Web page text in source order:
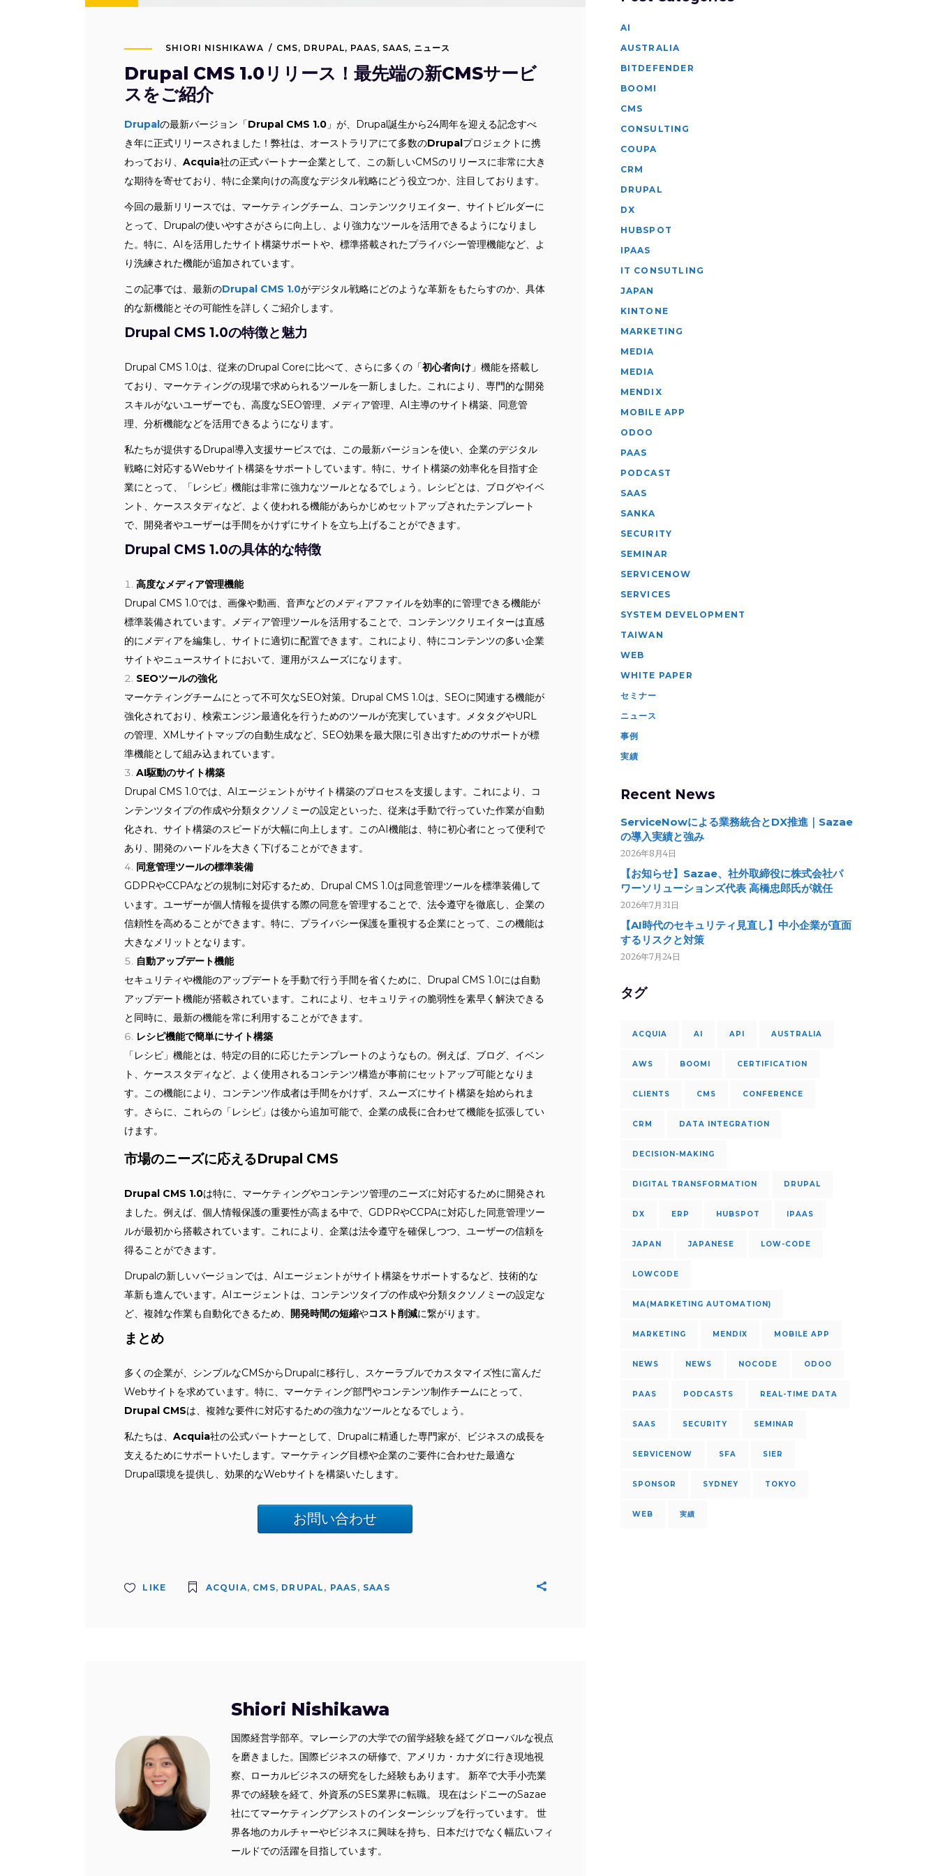
SHIORI NISHIKAWA CMS, DRUPAL, PAAS, SAAS, ニュース
Drupal CMS 1.0リリース！最先端の新CMSサービ
スをご紹介
Drupalの最新バージョン「Drupal CMS 1.0 」が、Drupal誕生から24周年を迎える記念すべ
き年に正式リリースされました！弊社は、オーストラリアにて多数のDrupalプロジェクトに携
わっており、 Acquia社の正式パートナー企業として、この新しいCMSのリリースに非常に大き
な期待を寄せており、特に企業向けの高度なデジタル戦略にどう役立つか、注目しております。
今回の最新リリースでは、マーケティングチーム、コンテンツクリエイター、サイトビルダーに
とって、Drupalの使いやすさがさらに向上し、より強力なツールを活用できるようになりまし
た。特に、AIを活用したサイト構築サポートや、標準搭載されたプライバシー管理機能など、よ
り洗練された機能が追加されています。
この記事では、最新のDrupal CMS 1.0がデジタル戦略にどのような革新をもたらすのか、具体
的な新機能とその可能性を詳しくご紹介します。
Drupal CMS 1.0の特徴と魅力
Drupal CMS 1.0は、従来のDrupal Coreに比べて、さらに多くの「初心者向け 」機能を搭載し
ており、マーケティングの現場で求められるツールを一新しました。これにより、専門的な開発
スキルがないユーザーでも、高度なSEO管理、メディア管理、AI主導のサイト構築、同意管
理、分析機能などを活用できるようになります。
私たちが提供するDrupal導入支援サービスでは、この最新バージョンを使い、企業のデジタル
戦略に対応するWebサイト構築をサポートしています。特に、サイト構築の効率化を目指す企
業にとって、「レシピ」機能は非常に強力なツールとなるでしょう。レシピとは、ブログやイベ
ント、ケーススタディなど、よく使われる機能があらかじめセットアップされたテンプレート
で、開発者やユーザーは手間をかけずにサイトを立ち上げることができます。
Drupal CMS 1.0の具体的な特徴
高度なメディア管理機能
Drupal CMS 1.0では、画像や動画、音声などのメディアファイルを効率的に管理できる機能が
標準装備されています。メディア管理ツールを活用することで、コンテンツクリエイターは直感
的にメディアを編集し、サイトに適切に配置できます。これにより、特にコンテンツの多い企業
サイトやニュースサイトにおいて、運用がスムーズになります。
SEOツールの強化
マーケティングチームにとって不可欠なSEO対策。Drupal CMS 1.0は、SEOに関連する機能が
強化されており、検索エンジン最適化を行うためのツールが充実しています。メタタグやURL
の管理、XMLサイトマップの自動生成など、SEO効果を最大限に引き出すためのサポートが標
準機能として組み込まれています。
AI駆動のサイト構築
Drupal CMS 1.0では、AIエージェントがサイト構築のプロセスを支援します。これにより、コ
ンテンツタイプの作成や分類タクソノミーの設定といった、従来は手動で行っていた作業が自動
化され、サイト構築のスピードが大幅に向上します。このAI機能は、特に初心者にとって便利で
あり、開発のハードルを大きく下げることができます。
同意管理ツールの標準装備
GDPRやCCPAなどの規制に対応するため、Drupal CMS 1.0は同意管理ツールを標準装備して
います。ユーザーが個人情報を提供する際の同意を管理することで、法令遵守を徹底し、企業の
信頼性を高めることができます。特に、プライバシー保護を重視する企業にとって、この機能は
大きなメリットとなります。
自動アップデート機能
セキュリティや機能のアップデートを手動で行う手間を省くために、Drupal CMS 1.0には自動
アップデート機能が搭載されています。これにより、セキュリティの脆弱性を素早く解決できる
と同時に、最新の機能を常に利用することができます。
レシピ機能で簡単にサイト構築
「レシピ」機能とは、特定の目的に応じたテンプレートのようなもの。例えば、ブログ、イベン
ト、ケーススタディなど、よく使用されるコンテンツ構造が事前にセットアップ可能となりま
す。この機能により、コンテンツ作成者は手間をかけず、スムーズにサイト構築を始められま
す。さらに、これらの「レシピ」は後から追加可能で、企業の成長に合わせて機能を拡張してい
けます。
市場のニーズに応えるDrupal CMS
Drupal CMS 1.0は特に、マーケティングやコンテンツ管理のニーズに対応するために開発され
ました。例えば、個人情報保護の重要性が高まる中で、GDPRやCCPAに対応した同意管理ツー
ルが最初から搭載されています。これにより、企業は法令遵守を確保しつつ、ユーザーの信頼を
得ることができます。
Drupalの新しいバージョンでは、AIエージェントがサイト構築をサポートするなど、技術的な
革新も進んでいます。AIエージェントは、コンテンツタイプの作成や分類タクソノミーの設定な
ど、複雑な作業も自動化できるため、 開発時間の短縮やコスト削減に繋がります。
まとめ
多くの企業が、シンプルなCMSからDrupalに移行し、スケーラブルでカスタマイズ性に富んだ
Webサイトを求めています。特に、マーケティング部門やコンテンツ制作チームにとって、
Drupal CMSは、複雑な要件に対応するための強力なツールとなるでしょう。
私たちは、 Acquia社の公式パートナーとして、Drupalに精通した専門家が、ビジネスの成長を
支えるためにサポートいたします。マーケティング目標や企業のご要件に合わせた最適な
Drupal環境を提供し、効果的なWebサイトを構築いたします。
お問い合わせ
LIKE ACQUIA, CMS, DRUPAL , PAAS , SAAS
Shiori Nishikawa
国際経営学部卒。マレーシアの大学での留学経験を経てグローバルな視点
を磨きました。国際ビジネスの研修で、アメリカ・カナダに行き現地視
察、ローカルビジネスの研究をした経験もあります。 新卒で大手小売業
界での経験を経て、外資系のSES業界に転職。 現在はシドニーのSazae
社にてマーケティングアシストのインターンシップを行っています。 世
界各地のカルチャーやビジネスに興味を持ち、日本だけでなく幅広いフィ
ールドでの活躍を目指しています。
AI
AUSTRALIA
BITDEFENDER
BOOMI
CMS
CONSULTING
COUPA
CRM
DRUPAL
DX
HUBSPOT
IPAAS
IT CONSUTLING
JAPAN
KINTONE
MARKETING
MEDIA
MEDIA
MENDIX
MOBILE APP
ODOO
PAAS
PODCAST
SAAS
SANKA
SECURITY
SEMINAR
SERVICENOW
SERVICES
SYSTEM DEVELOPMENT
TAIWAN
WEB
WHITE PAPER
セミナー
ニュース
事例
実績
Recent News
ServiceNowによる業務統合とDX推進｜Sazae
の導入実績と強み
2026年8月4日
【お知らせ】Sazae、社外取締役に株式会社パ
ワーソリューションズ代表 高橋忠郎氏が就任
2026年7月31日
【AI時代のセキュリティ見直し】中小企業が直面
するリスクと対策
2026年7月24日
タグ
ACQUIA AI API AUSTRALIA
AWS BOOMI CERTIFICATION
CLIENTS CMS CONFERENCE
CRM DATA INTEGRATION
DECISION-MAKING
DIGITAL TRANSFORMATION DRUPAL
DX ERP HUBSPOT IPAAS
JAPAN JAPANESE LOW-CODE
LOWCODE
MA(MARKETING AUTOMATION)
MARKETING MENDIX MOBILE APP
NEWS NEWS NOCODE ODOO
PAAS PODCASTS REAL-TIME DATA
SAAS SECURITY SEMINAR
SERVICENOW SFA SIER
SPONSOR SYDNEY TOKYO
WEB 実績